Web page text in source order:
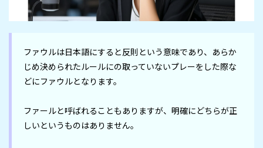
ファウルは日本語にすると反則という意味であり、あらか
じめ決められたルールにの取っていないプレーをした際な
どにファウルとなります。
ファールと呼ばれることもありますが、明確にどちらが正
しいというものはありません。